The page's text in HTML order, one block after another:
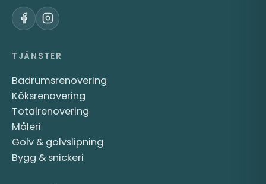
TJÄNSTER
Badrumsrenovering
Köksrenovering
Totalrenovering
Måleri
Golv & golvslipning
Bygg & snickeri